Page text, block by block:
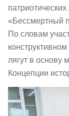
«Бессмертный
По словам
лягут в основу
Концепции